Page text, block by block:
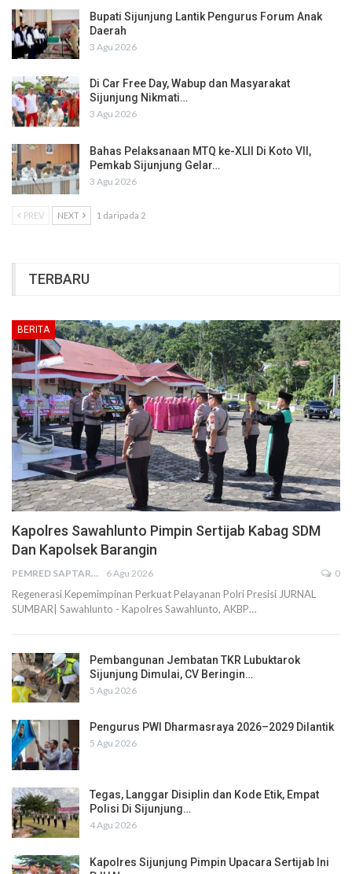
Bupati Sijunjung Lantik Pengurus Forum Anak
Daerah
3 Agu 2026
Di Car Free Day, Wabup dan Masyarakat
Sijunjung Nikmati…
3 Agu 2026
Bahas Pelaksanaan MTQ ke-XLII Di Koto VII,
Pemkab Sijunjung Gelar…
3 Agu 2026
PREV NEXT 1 daripada 2
TERBARU
BERITA
Kapolres Sawahlunto Pimpin Sertijab Kabag SDM
Dan Kapolsek Barangin
PEMRED SAPTARIUS 6 Agu 2026 0
Regenerasi Kepemimpinan Perkuat Pelayanan Polri Presisi JURNAL
SUMBAR| Sawahlunto - Kapolres Sawahlunto, AKBP…
Pembangunan Jembatan TKR Lubuktarok
Sijunjung Dimulai, CV Beringin…
5 Agu 2026
Pengurus PWI Dharmasraya 2026–2029 Dilantik
5 Agu 2026
Tegas, Langgar Disiplin dan Kode Etik, Empat
Polisi Di Sijunjung…
4 Agu 2026
Kapolres Sijunjung Pimpin Upacara Sertijab Ini